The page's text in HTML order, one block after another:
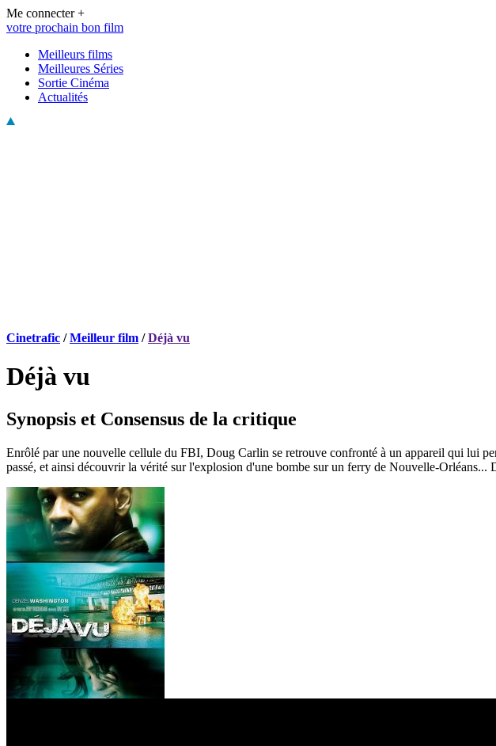
Me connecter +
votre prochain bon film
Meilleurs films
Meilleures Séries
Sortie Cinéma
Actualités
Cinetrafic /Meilleur film /Déjà vu
Déjà vu
Synopsis et Consensus de la critique
Enrôlé par une nouvelle cellule du FBI, Doug Carlin se retrouve confronté à un appareil qui lui
passé, et ainsi découvrir la vérité sur l'explosion d'une bombe sur un ferry de Nouvelle-